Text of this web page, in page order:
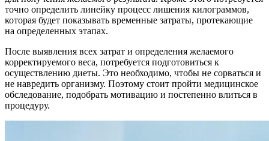
точно определить линейку процесс лишения килограммов,
которая будет показывать временные затраты, протекающие
на определенных этапах.
После выявления всех затрат и определения желаемого
корректируемого веса, потребуется подготовиться к
осуществлению диеты. Это необходимо, чтобы не сорваться и
не навредить организму. Поэтому стоит пройти медицинское
обследование, подобрать мотивацию и постепенно влиться в
процедуру.